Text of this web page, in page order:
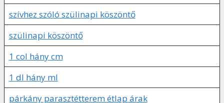
szívhez szóló szülinapi köszöntő
szülinapi köszöntő
1 col hány cm
1 dl hány ml
párkány parasztétterem étlap árak